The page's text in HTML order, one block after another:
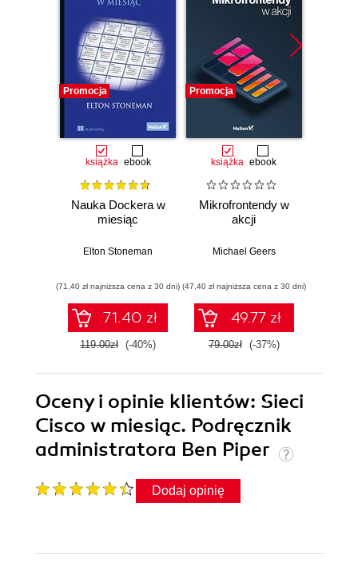
Promocja
książka ebook
Nauka Dockera w
miesiąc
Elton Stoneman
(71,40 zł najniższa cena z 30 dni)
71.40 zł
119.00zł (-40%)
Promocja
książka ebook
Mikrofrontendy w
akcji
Michael Geers
(47,40 zł najniższa cena z 30 dni)
49.77 zł
79.00zł (-37%)
Oceny i opinie klientów: Sieci
Cisco w miesiąc. Podręcznik
administratora Ben Piper
Dodaj opinię